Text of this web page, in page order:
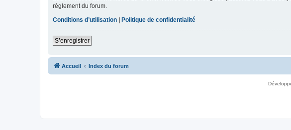
règlement du forum.
Conditions d’utilisation
Politique de confidentialité
S’enregistrer
Accueil Index du forum